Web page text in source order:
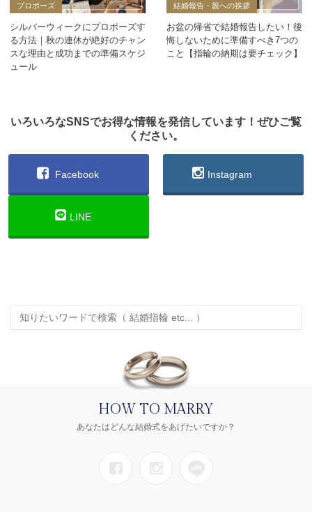
プロポーズ
シルバーウィークにプロポーズす
る方法｜秋の連休が絶好のチャン
スな理由と成功までの準備スケジ
ュール
結婚報告・親への挨拶
お盆の帰省で結婚報告したい！後
悔しないために準備すべき7つの
こと【指輪の納期は要チェック】
いろいろなSNSでお得な情報を発信しています！ぜひご覧
ください。
Facebook Instagram
LINE
HOW TO MARRY
あなたはどんな結婚式をあげたいですか？